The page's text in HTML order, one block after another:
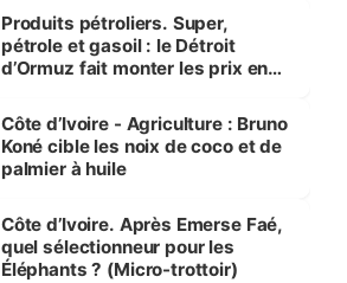
menacées
Produits pétroliers. Super,
pétrole et gasoil : le Détroit
d’Ormuz fait monter les prix en
Côte d’Ivoire - Agriculture : Bruno
Koné cible les noix de coco et de
palmier à huile
Côte d’Ivoire. Après Emerse Faé,
quel sélectionneur pour les
Éléphants ? (Micro-trottoir)